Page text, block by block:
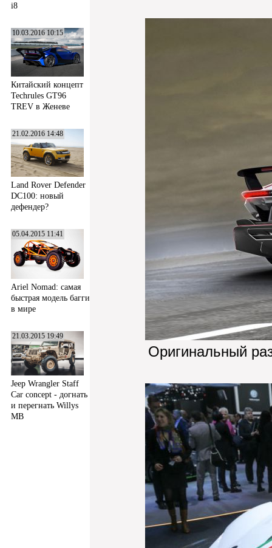
i8
10.03.2016 10:15
Китайский концепт
Techrules GT96
TREV в Женеве
21.02.2016 14:48
Land Rover Defender
DC100: новый
дефендер?
05.04.2015 11:41
Ariel Nomad: самая
быстрая модель багги
в мире
21.03.2015 19:49
Jeep Wrangler Staff
Car concept - догнать
и перегнать Willys
MB
Оригинальный